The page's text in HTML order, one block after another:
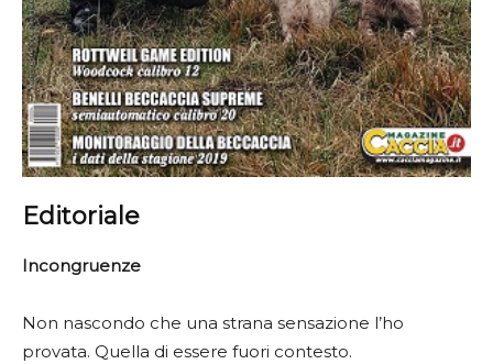
Editoriale
Incongruenze
Non nascondo che una strana sensazione l’ho
provata. Quella di essere fuori contesto.